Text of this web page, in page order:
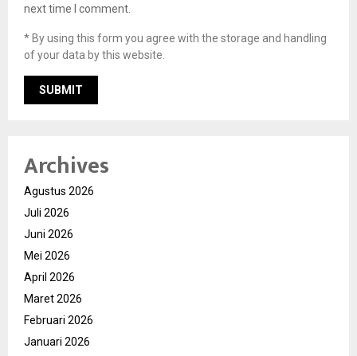
next time I comment.
* By using this form you agree with the storage and handling
of your data by this website.
Archives
Agustus 2026
Juli 2026
Juni 2026
Mei 2026
April 2026
Maret 2026
Februari 2026
Januari 2026